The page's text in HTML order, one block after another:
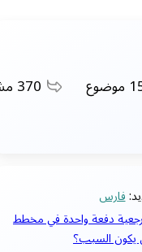
موضوع 370
فارس
دفعة واحدة في مخطط